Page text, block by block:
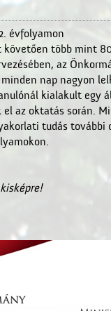
évfolyamon
követően több mint
az
nap nagyon
kialakult egy
el az oktatás során.
tudás további